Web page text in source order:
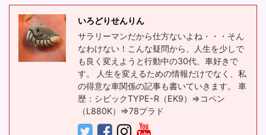
と考えたので紹介してい
きます。 自分と他人を比
較しちゃいけない、と思
うほ ...
通りの人生に変える仕
事」に変える、 今流行り
の言葉を使うと「働き方
改革」でしょう ...
ょう。 よく「趣味がない
と人生楽しめない」や
「オススメの趣味○○
選！」みたいな記事が 多
くありますが、この記事
はその類ではありませ
ん。 趣味を基盤に人生を
変えようじゃないか！と
いう発想の記事です。 目
いろどりせんりん
サラリーマンだから仕方ないよね・・・そん
なわけない！こんな疑問から、人生を少しで
も良く変えようと行動中の30代、車好きで
す。 人生を変えるための情報だけでなく、私
の得意な車関係の記事も書いていきます。 車
歴：シビックTYPE-R（EK9）⇒コペン
（L880K）⇒78プラド